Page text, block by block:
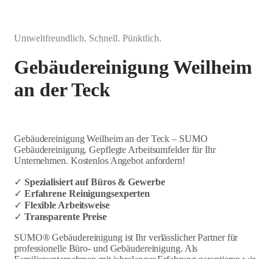
Umweltfreundlich. Schnell. Pünktlich.
Gebäudereinigung Weilheim
an der Teck
Gebäudereinigung Weilheim an der Teck – SUMO
Gebäudereinigung. Gepflegte Arbeitsumfelder für Ihr
Unternehmen. Kostenlos Angebot anfordern!
✓ Spezialisiert auf Büros & Gewerbe
✓ Erfahrene Reinigungsexperten
✓ Flexible Arbeitsweise
✓ Transparente Preise
SUMO® Gebäudereinigung ist Ihr verlässlicher Partner für
professionelle Büro- und Gebäudereinigung. Als